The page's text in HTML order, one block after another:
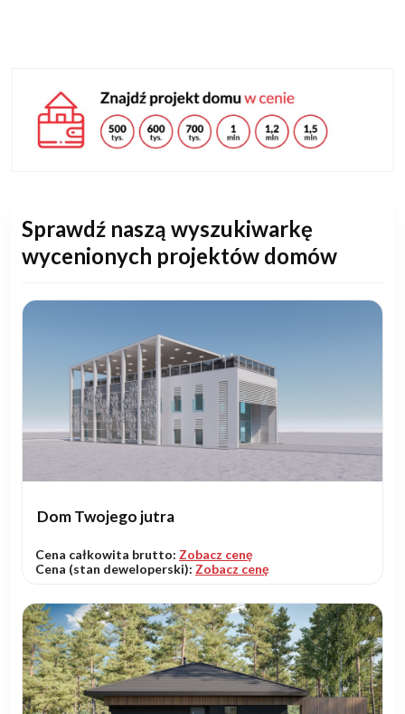
Sprawdź naszą wyszukiwarkę
wycenionych projektów domów
Dom Twojego jutra
Cena całkowita brutto: Zobacz cenę
Cena (stan deweloperski): Zobacz cenę